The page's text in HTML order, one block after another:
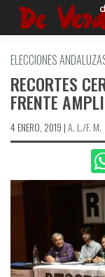
Saltar
ELECCIONES
RECORTES
FRENTE
4 ENERO, 2019 |A. L./F. M.